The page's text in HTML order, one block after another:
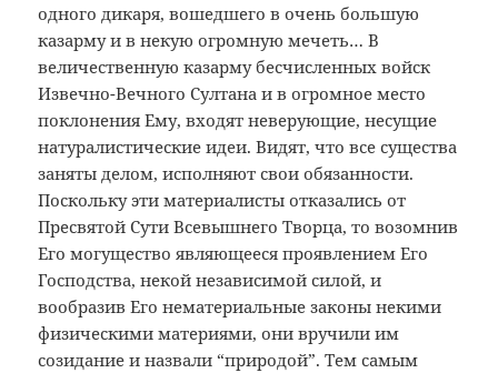
одного дикаря, вошедшего в очень большую
казарму и в некую огромную мечеть… В
величественную казарму бесчисленных войск
Извечно-Вечного Султана и в огромное место
поклонения Ему, входят неверующие, несущие
натуралистические идеи. Видят, что все существа
заняты делом, исполняют свои обязанности.
Поскольку эти материалисты отказались от
Пресвятой Сути Всевышнего Творца, то возомнив
Его могущество являющееся проявлением Его
Господства, некой независимой силой, и
вообразив Его нематериальные законы некими
физическими материями, они вручили им
созидание и назвали “природой”. Тем самым